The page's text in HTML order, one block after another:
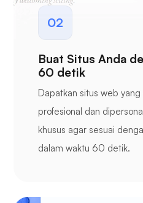
02
Buat Situs Anda
60 detik
Dapatkan situs web
profesional dan
khusus agar sesuai
dalam waktu 60 detik.